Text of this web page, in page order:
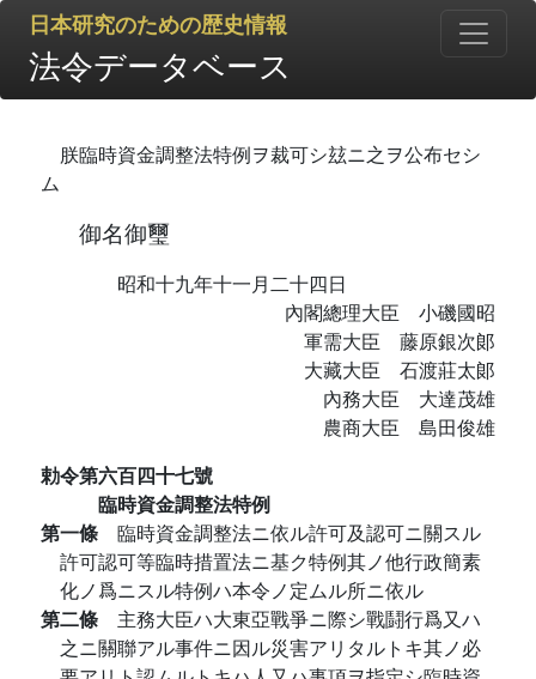
日本研究のための歴史情報
法令データベース
朕臨時資金調整法特例ヲ裁可シ玆ニ之ヲ公布セシ
ム
御名御璽
昭和十九年十一月二十四日
內閣總理大臣 小磯國昭
軍需大臣 藤原銀次郞
大藏大臣 石渡莊太郞
內務大臣 大達茂雄
農商大臣 島田俊雄
勅令第六百四十七號
臨時資金調整法特例
第一條 臨時資金調整法ニ依ル許可及認可ニ關スル
許可認可等臨時措置法ニ基ク特例其ノ他行政簡素
化ノ爲ニスル特例ハ本令ノ定ムル所ニ依ル
第二條 主務大臣ハ大東亞戰爭ニ際シ戰鬪行爲又ハ
之ニ關聯アル事件ニ因ル災害アリタルトキ其ノ必